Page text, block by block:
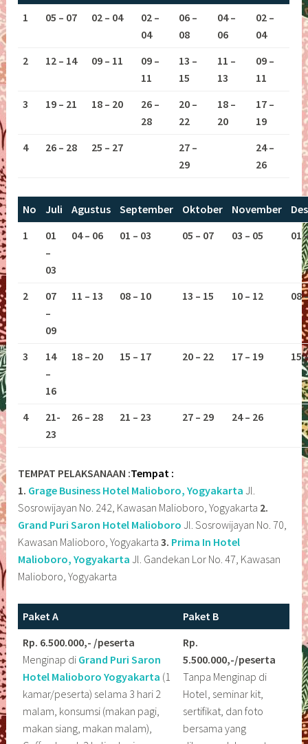
1
05 – 07 02 – 04
02 –
04
06 –
08
04 –
06
02 –
04
2
12 – 14 09 – 11
09 –
11
13 –
15
11 –
13
09 –
11
3
19 – 21 18 – 20
26 –
28
20 –
22
18 –
20
17 –
19
4
26 – 28 25 – 27
27 –
29
24 –
26
No Juli Agustus September Oktober November
1
01
–
03
04 – 06 01 – 03 05 – 07 03 – 05 01
2
07
–
09
11 – 13 08 – 10 13 – 15 10 – 12 08
3
14
–
16
18 – 20 15 – 17 20 – 22 17 – 19 15
4
21-
23
26 – 28 21 – 23 27 – 29 24 – 26
TEMPAT PELAKSANAAN :Tempat :
1. Grage Business Hotel Malioboro, Yogyakarta Jl.
Sosrowijayan No. 242, Kawasan Malioboro, Yogyakarta 2.
Grand Puri Saron Hotel Malioboro Jl. Sosrowijayan No. 70,
Kawasan Malioboro, Yogyakarta3. Prima In Hotel
Malioboro, Yogyakarta Jl. Gandekan Lor No. 47, Kawasan
Malioboro, Yogyakarta
Paket A
Paket B
Rp. 6.500.000,- /peserta
Menginap di Grand Puri Saron
Hotel Malioboro Yogyakarta (1
kamar/peserta) selama 3 hari 2
malam, konsumsi (makan pagi,
makan siang, makan malam),
Rp.
5.500.000,-/peserta
Tanpa Menginap di
Hotel, seminar kit,
sertifikat, dan foto
bersama yang